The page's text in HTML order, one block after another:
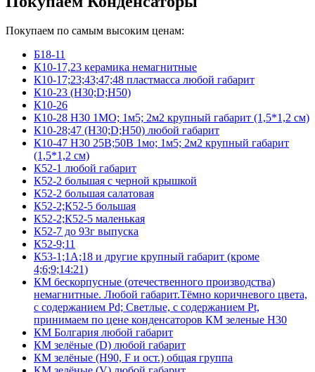
Покупаем по самым высоким ценам:
Б18-11
К10-17,23 керамика немагнитные
К10-17;23;43;47;48 пластмасса любой габарит
К10-23 (Н30;D;Н50)
К10-26
К10-28 Н30 1МО; 1м5; 2м2 крупный габарит (1,5*1,2 см)
К10-28;47 (Н30;D;Н50) любой габарит
К10-47 Н30 25В;50В 1мо; 1м5; 2м2 крупный габарит
(1,5*1,2 см)
К52-1 любой габарит
К52-2 большая с черной крышкой
К52-2 большая салатовая
К52-2;К52-5 большая
К52-2;К52-5 маленькая
К52-7 до 93г выпуска
К52-9;11
К53-1;1А;18 и другие крупный габарит (кроме
4;6;9;14:21)
КМ бескорпусные (отечественного производства)
немагнитные. Любой габарит.Тёмно коричневого цвета,
с содержанием Pd; Светлые, с содержанием Pt,
принимаем по цене конденсаторов КМ зеленые Н30
КМ Болгария любой габарит
КМ зелёные (D) любой габарит
КМ зелёные (H90, F и ост.) общая группа